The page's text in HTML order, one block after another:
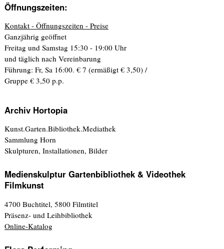
Öffnungszeiten:
Kontakt - Öffnungszeiten - Preise
Ganzjährig geöffnet
Freitag und Samstag 15:30 - 19:00 Uhr
und täglich nach Vereinbarung
Führung: Fr, Sa 16:00. € 7 (ermäßigt € 3,50) /
Gruppe € 3,50 p.p.
Archiv Hortopia
Kunst.Garten.Bibliothek.Mediathek
Sammlung Horn
Skulpturen, Installationen, Bilder
Medienskulptur Gartenbibliothek & Videothek
Filmkunst
4700 Buchtitel, 5800 Filmtitel
Präsenz- und Leihbibliothek
Online-Katalog